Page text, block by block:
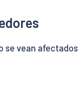
se vean afectados